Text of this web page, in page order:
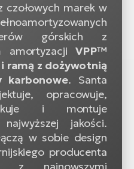
czołowych marek w
górskich z
amortyzacjiVPP™
ramą z dożywotnią
karbonowe. Santa
opracowuje,
i montuje
jakości.
w sobie design
producenta